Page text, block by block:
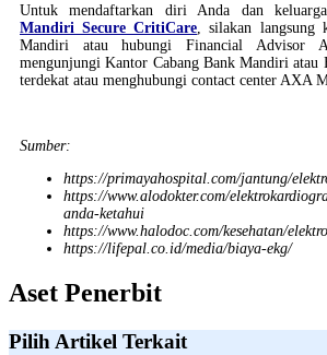
Untuk mendaftarkan diri Anda dan
Mandiri Secure CritiCare , silakan
Mandiri atau hubungi Financial Advisor
mengunjungi Kantor Cabang Bank Mandiri atau
terdekat atau menghubungi contact center AXA
Sumber:
https://primayahospital.com/jantung/
https://www.alodokter.com/
anda-ketahui
https://www.halodoc.com/kesehatan/
https://lifepal.co.id/media/biaya-ekg/
Aset Penerbit
Pilih Artikel Terkait